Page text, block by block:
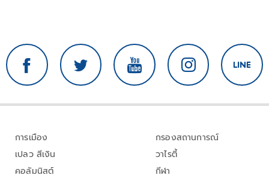
การเมือง
เปลว สีเงิน
คอลัมนิสต์
กรองสถานการณ์
วาไรตี้
กีฬา